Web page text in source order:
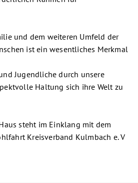
und dem weiteren Umfeld der
ist ein wesentliches Merkmal
Jugendliche durch unsere
Haltung sich ihre Welt zu
steht im Einklang mit dem
Kreisverband Kulmbach e. V